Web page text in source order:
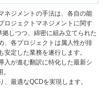
ネジメントの手法は、各自の能
ロジェクトマネジメントに関す
しつつ、綿密に組み立てられた
、各プロジェクトは属人性が排
定した業務を遂行します。
入が進む翻訳に特化した最新シ
最適なQCDを実現します。